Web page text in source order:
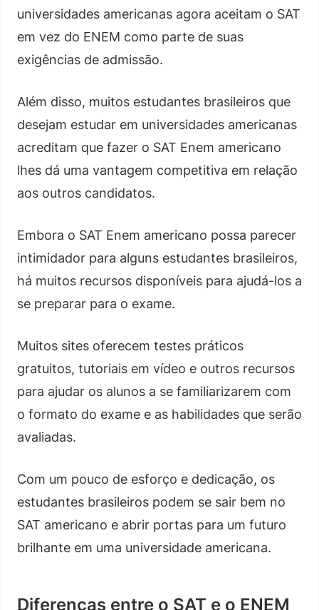
universidades americanas agora aceitam o SAT
em vez do ENEM como parte de suas
exigências de admissão.
Além disso, muitos estudantes brasileiros que
desejam estudar em universidades americanas
acreditam que fazer o SAT Enem americano
lhes dá uma vantagem competitiva em relação
aos outros candidatos.
Embora o SAT Enem americano possa parecer
intimidador para alguns estudantes brasileiros,
há muitos recursos disponíveis para ajudá-los a
se preparar para o exame.
Muitos sites oferecem testes práticos
gratuitos, tutoriais em vídeo e outros recursos
para ajudar os alunos a se familiarizarem com
o formato do exame e as habilidades que serão
avaliadas.
Com um pouco de esforço e dedicação, os
estudantes brasileiros podem se sair bem no
SAT americano e abrir portas para um futuro
brilhante em uma universidade americana.
Diferenças entre o SAT e o ENEM